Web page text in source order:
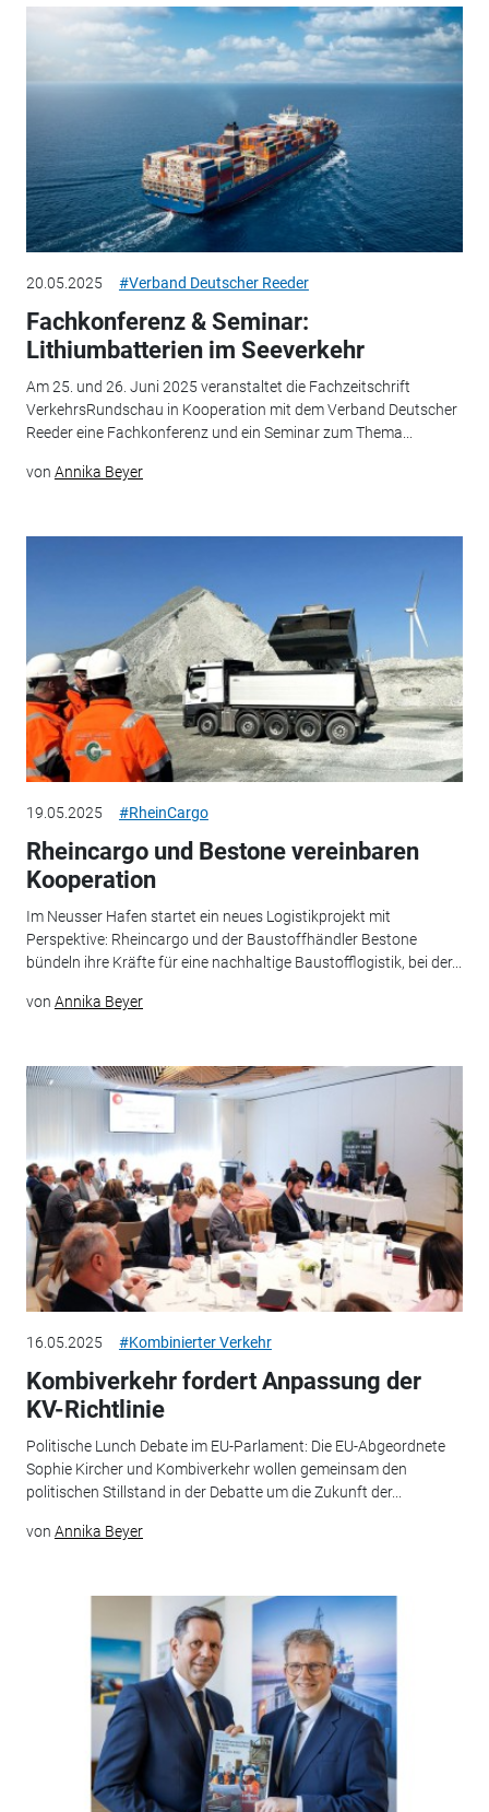
20.05.2025 #Verband Deutscher Reeder
Fachkonferenz & Seminar:
Lithiumbatterien im Seeverkehr
Am 25. und 26. Juni 2025 veranstaltet die Fachzeitschrift
VerkehrsRundschau in Kooperation mit dem Verband Deutscher
Reeder eine Fachkonferenz und ein Seminar zum Thema...
von Annika Beyer
19.05.2025 #RheinCargo
Rheincargo und Bestone vereinbaren
Kooperation
Im Neusser Hafen startet ein neues Logistikprojekt mit
Perspektive: Rheincargo und der Baustoffhändler Bestone
bündeln ihre Kräfte für eine nachhaltige Baustofflogistik, bei der...
von Annika Beyer
16.05.2025 #Kombinierter Verkehr
Kombiverkehr fordert Anpassung der
KV-Richtlinie
Politische Lunch Debate im EU-Parlament: Die EU-Abgeordnete
Sophie Kircher und Kombiverkehr wollen gemeinsam den
politischen Stillstand in der Debatte um die Zukunft der...
von Annika Beyer